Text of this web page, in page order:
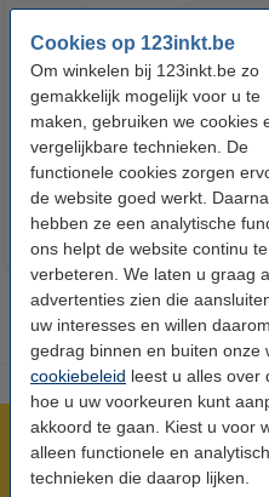
Cookies op 123inkt.be
Om winkelen bij 123inkt.be zo
gemakkelijk mogelijk voor u te
maken, gebruiken we cookies
vergelijkbare technieken. De
functionele cookies zorgen
de website goed werkt.
hebben ze een analytische
ons helpt de website continu te
verbeteren. We laten u graag
advertenties zien die
uw interesses en willen
gedrag binnen en buiten onze
cookiebeleid leest u alles over
hoe u uw voorkeuren kunt
akkoord te gaan. Kiest u voor
alleen functionele en
technieken die daarop lijken.
123accu Xtreme Power MN1500
Penlite AA batterij 24 stuks
€ 14,95 Incl. 21% btw
Meer dan 5 miljoen klanten!
Voor 22.00 uur besteld,